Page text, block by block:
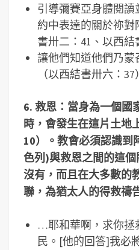
引導彌賽亞身體閱
約中表達的關於祢
書卅二：41、以西結
讓他們知道他們乃
（以西結書卅六：37
6. 救恩：當身為一個國
時，會發生在這片土地
10）。教會必須認識到
色列 )與救恩之間的這
沒有，而且在大多數的
聯，為猶太人的得救禱
…耶和華啊，求你拯
民。[他的回答]我必